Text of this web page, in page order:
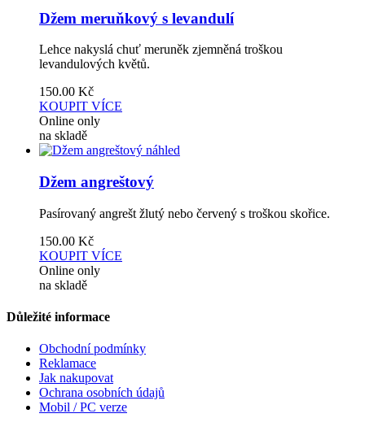
Džem meruňkový s levandulí
Lehce nakyslá chuť meruněk zjemněná troškou
levandulových květů.
150.00 Kč
KOUPIT VÍCE
Online only
na skladě
náhled
Džem angreštový
Pasírovaný angrešt žlutý nebo červený s troškou skořice.
150.00 Kč
KOUPIT VÍCE
Online only
na skladě
Důležité informace
Obchodní podmínky
Reklamace
Jak nakupovat
Ochrana osobních údajů
Mobil / PC verze